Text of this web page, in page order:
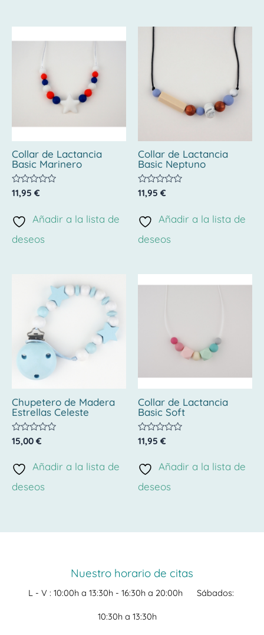
Collar de Lactancia
Basic Marinero
Valorado
con
de
5
11,95 €
Añadir a la lista de
deseos
Collar de Lactancia
Basic Neptuno
Valorado
con
de
5
11,95 €
Añadir a la lista de
deseos
Chupetero de Madera
Estrellas Celeste
Valorado
con
de
5
15,00 €
Añadir a la lista de
deseos
Collar de Lactancia
Basic Soft
Valorado
con
de
5
11,95 €
Añadir a la lista de
deseos
Nuestro horario de citas
L - V : 10:00h a 13:30h - 16:30h a 20:00h Sábados:
10:30h a 13:30h